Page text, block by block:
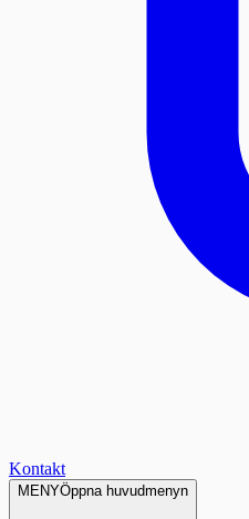
Kontakt
MENYÖppna huvudmenyn